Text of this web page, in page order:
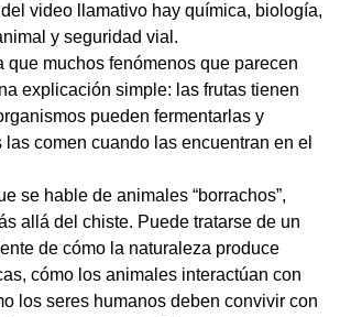
video llamativo hay química, biología,
y seguridad vial.
que muchos fenómenos que parecen
explicación simple: las frutas tienen
pueden fermentarlas y
comen cuando las encuentran en el
se hable de animales “borrachos”,
allá del chiste. Puede tratarse de un
de cómo la naturaleza produce
cómo los animales interactúan con
los seres humanos deben convivir con